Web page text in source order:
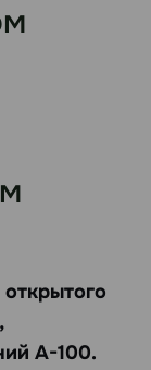
А-100.